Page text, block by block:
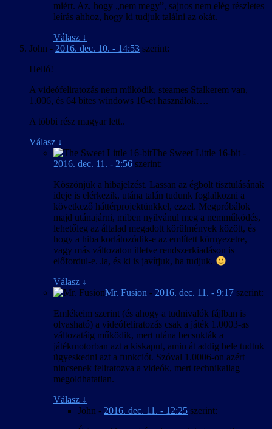
miért. Az, hogy „nem megy”, sajnos nem elég részletes
leírás ahhoz, hogy ki tudjuk találni az okát.
Válasz ↓
John - 2016. dec. 10. - 14:53 szerint:
Helló!
A videófeliratozás nem működik, steames Stalkerem van,
1.006, és 64 bites windows 10-et használok….
A többi rész magyar lett..
Válasz ↓
The Sweet Little 16-bit -
2016. dec. 11. - 2:56 szerint:
Köszönjük a hibajelzést. Lassan az égbolt tisztulásának
ideje is elérkezik, utána talán tudunk foglalkozni a
következő háttérprojektünkkel, ezzel. Megpróbálok
majd utánajárni, miben nyilvánul meg a nemműködés,
lehetőleg az általad megadott körülmények között, és
hogy a hiba korlátozódik-e az említett környezetre,
vagy más változaton illetve rendszerkiadáson is
előfordul-e. Ja, és ki is javítjuk, ha tudjuk.
Válasz ↓
Mr. Fusion - 2016. dec. 11. - 9:17 szerint:
Emlékeim szerint (és ahogy a tudnivalók fájlban is
olvasható) a videófeliratozás csak a játék 1.0003-as
változatáig működik, mert utána becsukták a
játékmotorban azt a kiskaput, amin át addig bele tudtuk
ügyeskedni azt a funkciót. Szóval 1.0006-on azért
nincsenek feliratozva a videók, mert technikailag
megoldhatatlan.
Válasz ↓
John - 2016. dec. 11. - 12:25 szerint: